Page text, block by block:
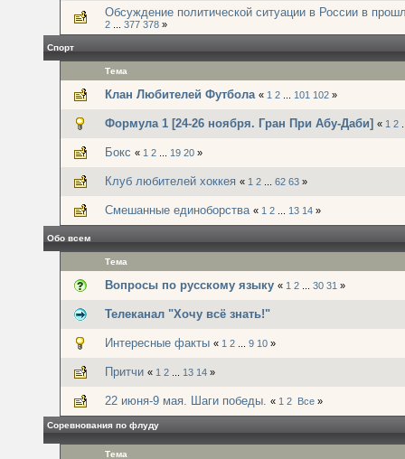
Обсуждение политической ситуации в России в
2 377 378 »
Спорт
Тема
Клан Любителей Футбола « 1 2 101 102 »
Формула 1 [24-26 ноября. Гран При Абу-Даби] « 1 2
Бокс « 1 2 19 20 »
Клуб любителей хоккея « 1 2 62 63 »
Смешанные единоборства « 1 2 13 14 »
Обо всем
Тема
Вопросы по русскому языку « 1 2 30 31 »
Телеканал "Хочу всё знать!"
Интересные факты « 1 2 9 10 »
Притчи « 1 2 13 14 »
22 июня-9 мая. Шаги победы. « 1 2 Все »
Соревнования по флуду
Тема